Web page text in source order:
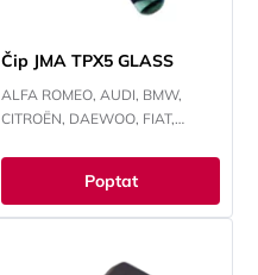
Čip JMA TPX5 GLASS
ALFA ROMEO, AUDI, BMW,
CITROËN, DAEWOO, FIAT,
CHEVROLET, CHRYSLER, ISUZU,
IVECO, JEEP, KAWASAKI, KIA,
LANCIA, LAND ROVER, LEXUS,
OPEL, PEUGEOT, RENAULT,
Poptat